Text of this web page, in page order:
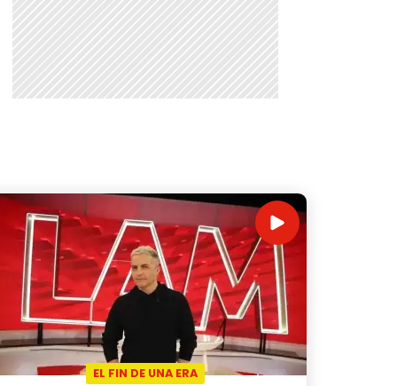
EL FIN DE UNA ERA